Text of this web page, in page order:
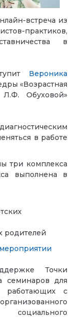
встреча из
практиков,
в
Вероника
«Возрастная
Обуховой»
в работе
три комплекса
выполнена в
родителей
мероприятии
Точки
для
работающих с